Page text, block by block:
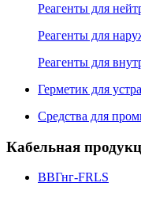
Реагенты для
Реагенты для
Реагенты для
Герметик для
Средства для
Кабельная
ВВГнг-FRLS